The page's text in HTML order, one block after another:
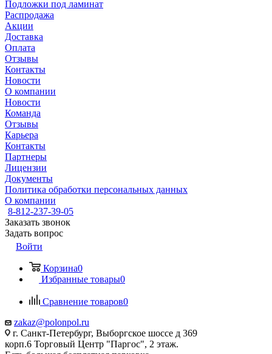
Подложки под ламинат
Распродажа
Акции
Доставка
Оплата
Отзывы
Контакты
Новости
О компании
Новости
Команда
Отзывы
Карьера
Контакты
Партнеры
Лицензии
Документы
Политика обработки персональных данных
О компании
8-812-237-39-05
Заказать звонок
Задать вопрос
Войти
Корзина0
Избранные товары0
Сравнение товаров0
zakaz@polonpol.ru
г. Санкт-Петербург, Выборгское шоссе д 369
корп.6 Торговый Центр "Паргос", 2 этаж.